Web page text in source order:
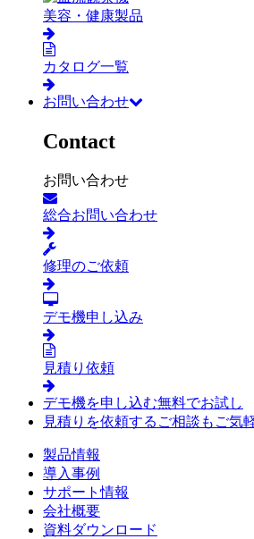
美容・健康製品
カタログ一覧
お問い合わせ
Contact
お問い合わせ
総合お問い合わせ
修理のご依頼
デモ機申し込み
見積り依頼
デモ機を申し込む無料でお試し
見積りを依頼する ご相談もご気
製品情報
導入事例
サポート情報
会社概要
資料ダウンロード